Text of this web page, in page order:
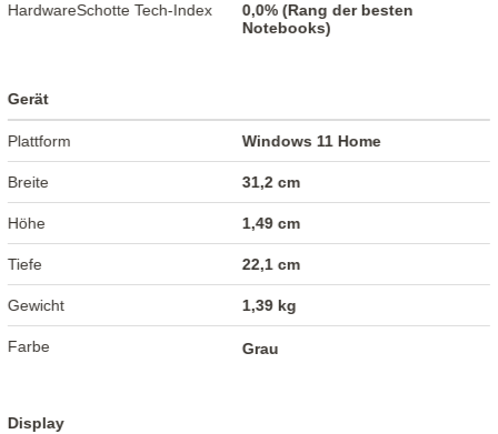
HardwareSchotte Tech-Index
0,0% (Rang der besten
Notebooks)
Gerät
Plattform Windows 11 Home
Breite 31,2 cm
Höhe 1,49 cm
Tiefe 22,1 cm
Gewicht 1,39 kg
Farbe Grau
Display